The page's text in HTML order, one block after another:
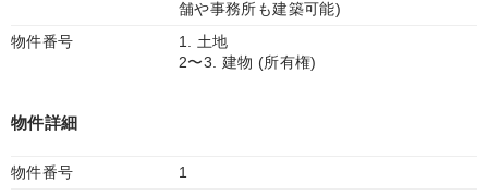
舗や事務所も建築可能)
物件番号
1. 土地
2〜3. 建物 (所有権)
物件詳細
物件番号
1